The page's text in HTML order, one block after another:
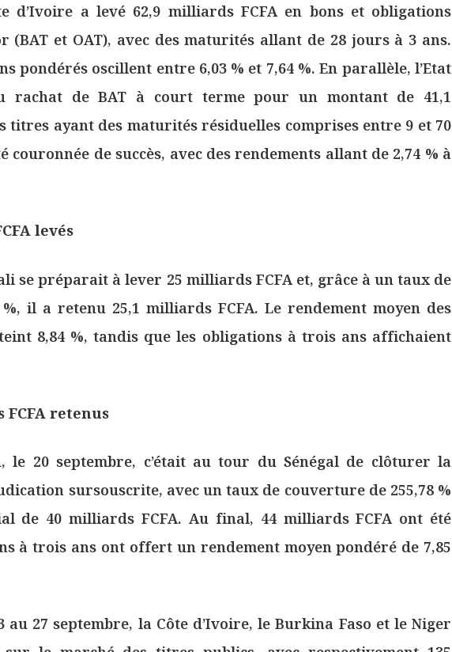
d’Ivoire a levé 62,9 milliards FCFA en bons et obligations
(BAT et OAT), avec des maturités allant de 28 jours à 3 ans.
pondérés oscillent entre 6,03 % et 7,64 %. En parallèle, l’Etat
rachat de BAT à court terme pour un montant de 41,1
titres ayant des maturités résiduelles comprises entre 9 et 70
couronnée de succès, avec des rendements allant de 2,74 % à
levés
se préparait à lever 25 milliards FCFA et, grâce à un taux de
il a retenu 25,1 milliards FCFA. Le rendement moyen des
8,84 %, tandis que les obligations à trois ans affichaient
FCFA retenus
le 20 septembre, c’était au tour du Sénégal de clôturer la
sursouscrite, avec un taux de couverture de 255,78 %
de 40 milliards FCFA. Au final, 44 milliards FCFA ont été
à trois ans ont offert un rendement moyen pondéré de 7,85
au 27 septembre, la Côte d’Ivoire, le Burkina Faso et le Niger